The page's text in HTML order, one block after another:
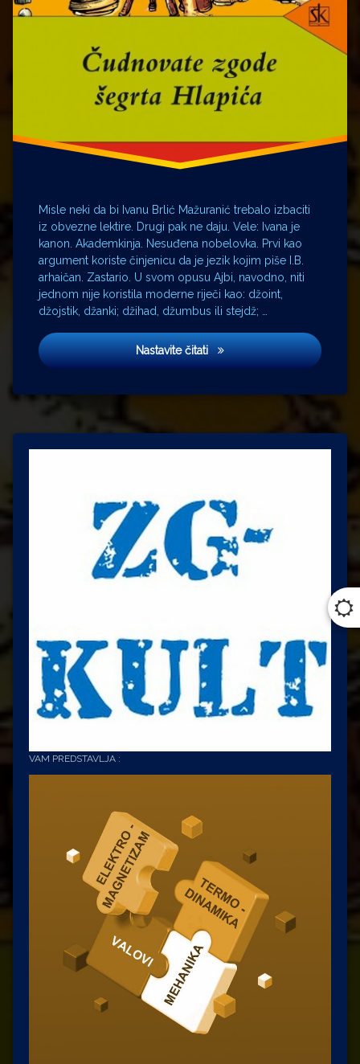
Misle neki da bi Ivanu Brlić Mažuranić trebalo izbaciti
iz obvezne lektire. Drugi pak ne daju. Vele: Ivana je
kanon. Akademkinja. Nesuđena nobelovka. Prvi kao
argument koriste činjenicu da je jezik kojim piše I.B.
arhaičan. Zastario. U svom opusu Ajbi, navodno, niti
jednom nije koristila moderne riječi kao: džoint,
džojstik, džanki; džihad, džumbus ili stejdž; …
Nastavite čitatiŠegrt Hlapić
shema
VAM PREDSTAVLJA :